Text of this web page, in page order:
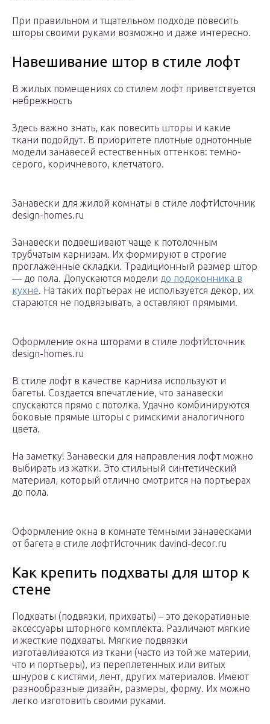
При правильном и тщательном подходе повесить
шторы своими руками возможно и даже интересно.
Навешивание штор в стиле лофт
В жилых помещениях со стилем лофт приветствуется
небрежность
Здесь важно знать, как повесить шторы и какие
ткани подойдут. В приоритете плотные однотонные
модели занавесей естественных оттенков: темно-
серого, коричневого, клетчатого.
Занавески для жилой комнаты в стиле лофтИсточник
design-homes.ru
Занавески подвешивают чаще к потолочным
трубчатым карнизам. Их формируют в строгие
проглаженные складки. Традиционный размер штор
— до пола. Допускаются модели до подоконника в
кухне. На таких портьерах не используется декор, их
стараются не подвязывать, а оставляют прямыми.
Оформление окна шторами в стиле лофтИсточник
design-homes.ru
В стиле лофт в качестве карниза используют и
багеты. Создается впечатление, что занавески
спускаются прямо с потолка. Удачно комбинируются
боковые прямые шторы с римскими аналогичного
цвета.
На заметку! Занавески для направления лофт можно
выбирать из жатки. Это стильный синтетический
материал, который отлично смотрится на портьерах
до пола.
Оформление окна в комнате темными занавесками
от багета в стиле лофтИсточник davinci-decor.ru
Как крепить подхваты для штор к
стене
Подхваты (подвязки, прихваты) – это декоративные
аксессуары шторного комплекта. Различают мягкие
и жесткие подхваты. Мягкие подвязки
изготавливаются из ткани (часто из той же материи,
что и портьеры), из переплетенных или витых
шнуров с кистями, лент, других материалов. Имеют
разнообразные дизайн, размеры, форму. Их можно
легко изготовить своими руками.